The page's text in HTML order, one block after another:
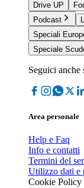
Drive UP
Podcast
Speciali
Speciale
Seguici anche
Area personale
Help e Faq
Info e contatti
Termini del
Utilizzo dati e
Cookie Policy